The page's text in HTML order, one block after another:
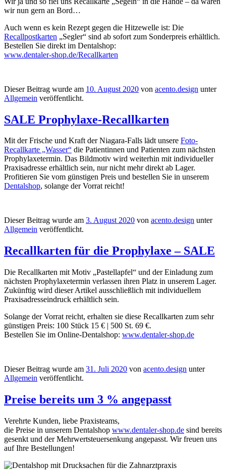
wir nun gern an Bord…
Auch wenn es kein Rezept gegen die Hitzewelle ist: Die
Recallpostkarten „Segler“ sind ab sofort zum Sonderpreis erhältlich.
Bestellen Sie direkt im Dentalshop:
www.dentaler-shop.de/Recallkarten
Dieser Beitrag wurde am 10. August 2020 von acento.design unter
Allgemein veröffentlicht.
SALE Prophylaxe-Recallkarten
Mit der Frische und Kraft der Niagara-Falls lädt unsere Foto-
Recallkarte „Wasser“ die Patientinnen und Patienten zum nächsten
Prophylaxetermin. Das Bildmotiv wird weiterhin mit individueller
Praxisadresse erhältlich sein, nur nicht mehr direkt ab Lager.
Profitieren Sie vom günstigen Preis und bestellen Sie in unserem
Dentalshop, solange der Vorrat reicht!
Dieser Beitrag wurde am 3. August 2020 von acento.design unter
Allgemein veröffentlicht.
Recallkarten für die Prophylaxe – SALE
Die Recallkarten mit Motiv „Pastellapfel“ und der Einladung zum
nächsten Prophylaxetermin verlassen ihren Platz in unserem Lager.
Zukünftig wird dieser Artikel ausschließlich mit individuellem
Praxisadresseindruck erhältlich sein.
Solange der Vorrat reicht, erhalten sie diese Recallkarten zum sehr
günstigen Preis: 100 Stück 15 € | 500 St. 69 €.
Bestellen Sie im Online-Dentalshop: www.dentaler-shop.de
Dieser Beitrag wurde am 31. Juli 2020 von acento.design unter
Allgemein veröffentlicht.
Preise bereits um 3 % angepasst
Verehrte Kunden, liebe Praxisteams,
die Preise in unserem Dentalshop www.dentaler-shop.de sind bereits
gesenkt und der Mehrwertsteuersenkung angepasst. Wir freuen uns
auf Ihre Bestellungen!